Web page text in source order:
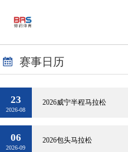
赛事日历
23
2026-08
2026威宁半程马拉松
06
2026-09
2026包头马拉松